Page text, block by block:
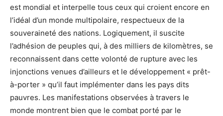
est mondial et interpelle tous ceux qui croient encore en
l’idéal d’un monde multipolaire, respectueux de la
souveraineté des nations. Logiquement, il suscite
l’adhésion de peuples qui, à des milliers de kilomètres, se
reconnaissent dans cette volonté de rupture avec les
injonctions venues d’ailleurs et le développement « prêt-
à-porter » qu’il faut implémenter dans les pays dits
pauvres. Les manifestations observées à travers le
monde montrent bien que le combat porté par le